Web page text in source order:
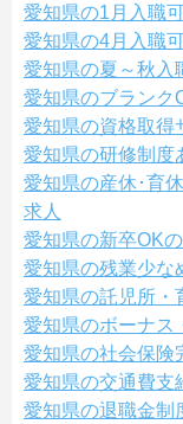
愛知県の1月入職
愛知県の4月入職
愛知県の夏～秋入
愛知県のブランク
愛知県の資格取得
愛知県の研修制度
愛知県の産休･育
求人
愛知県の新卒OK
愛知県の残業少な
愛知県の託児所・
愛知県のボーナス
愛知県の社会保険
愛知県の交通費支
愛知県の退職金制